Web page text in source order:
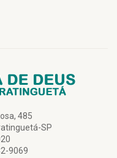
485
SP
9069